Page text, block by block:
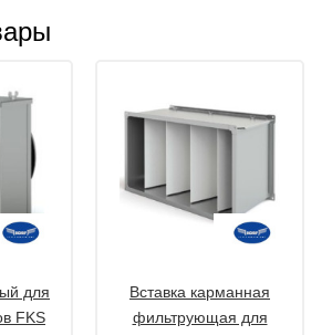
для
FKS
Вставка карманная
фильтрующая для